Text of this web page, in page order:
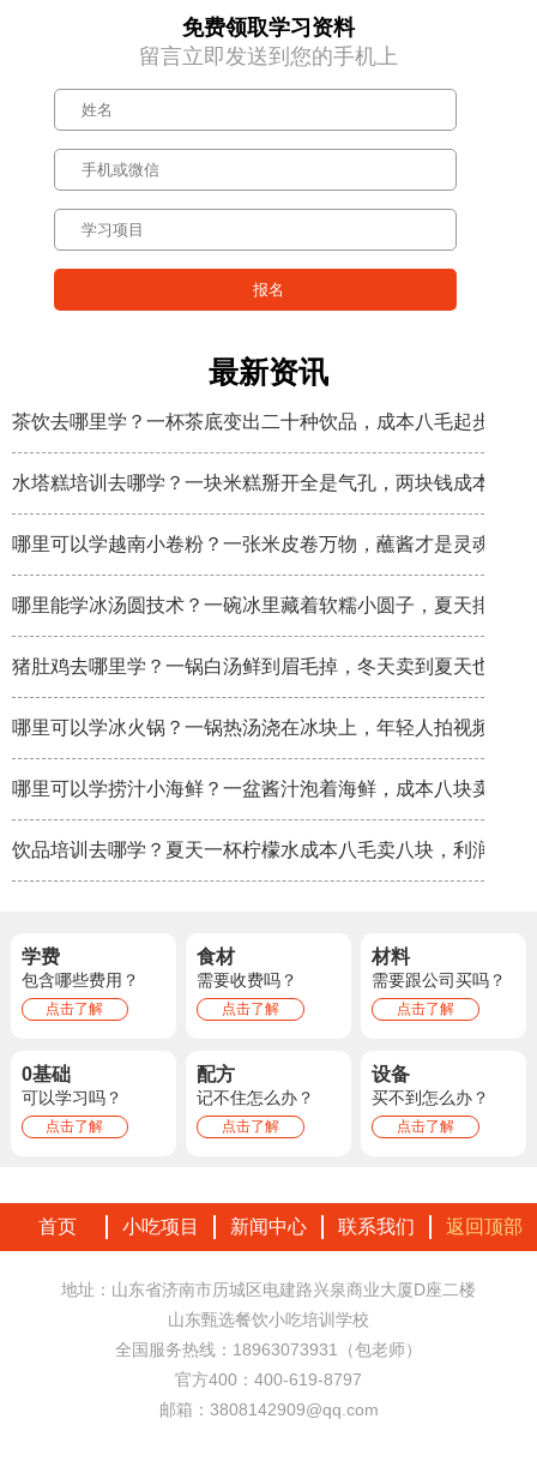
免费领取学习资料
留言立即发送到您的手机上
最新资讯
茶饮去哪里学？一杯茶底变出二十种饮品，成本八毛起步
水塔糕培训去哪学？一块米糕掰开全是气孔，两块钱成本卖八
哪里可以学越南小卷粉？一张米皮卷万物，蘸酱才是灵魂
哪里能学冰汤圆技术？一碗冰里藏着软糯小圆子，夏天排队排
猪肚鸡去哪里学？一锅白汤鲜到眉毛掉，冬天卖到夏天也不淡
哪里可以学冰火锅？一锅热汤浇在冰块上，年轻人拍视频比吃
哪里可以学捞汁小海鲜？一盆酱汁泡着海鲜，成本八块卖三十
饮品培训去哪学？夏天一杯柠檬水成本八毛卖八块，利润率秒
学费
包含哪些费用？
点击了解
食材
需要收费吗？
点击了解
材料
需要跟公司买吗？
点击了解
0基础
可以学习吗？
点击了解
配方
记不住怎么办？
点击了解
设备
买不到怎么办？
点击了解
首页 小吃项目 新闻中心 联系我们 返回顶部
地址：山东省济南市历城区电建路兴泉商业大厦D座二楼
山东甄选餐饮小吃培训学校
全国服务热线：18963073931（包老师）
官方400：400-619-8797
邮箱：3808142909@qq.com